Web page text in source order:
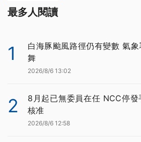
最多人閱讀
1
白海豚颱風路徑仍有變數 氣
舞
2026/8/6 13:02
2
8月起已無委員在任 NCC停發
核准
2026/8/6 12:58